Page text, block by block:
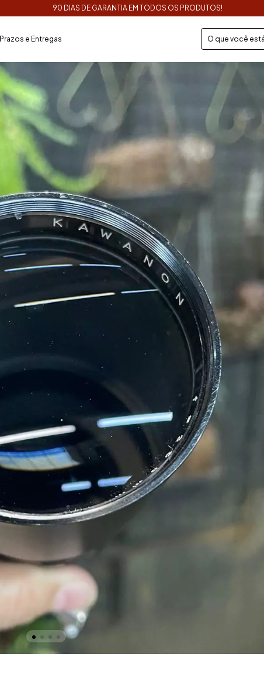
90 DIAS DE GARANTIA EM TODOS OS PRODUTOS!
Prazos e Entregas